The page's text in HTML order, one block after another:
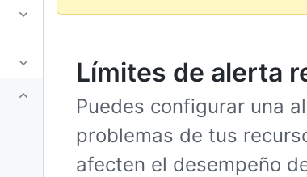
Límites de alerta
Puedes configurar una
problemas de tus
afecten el desempeño